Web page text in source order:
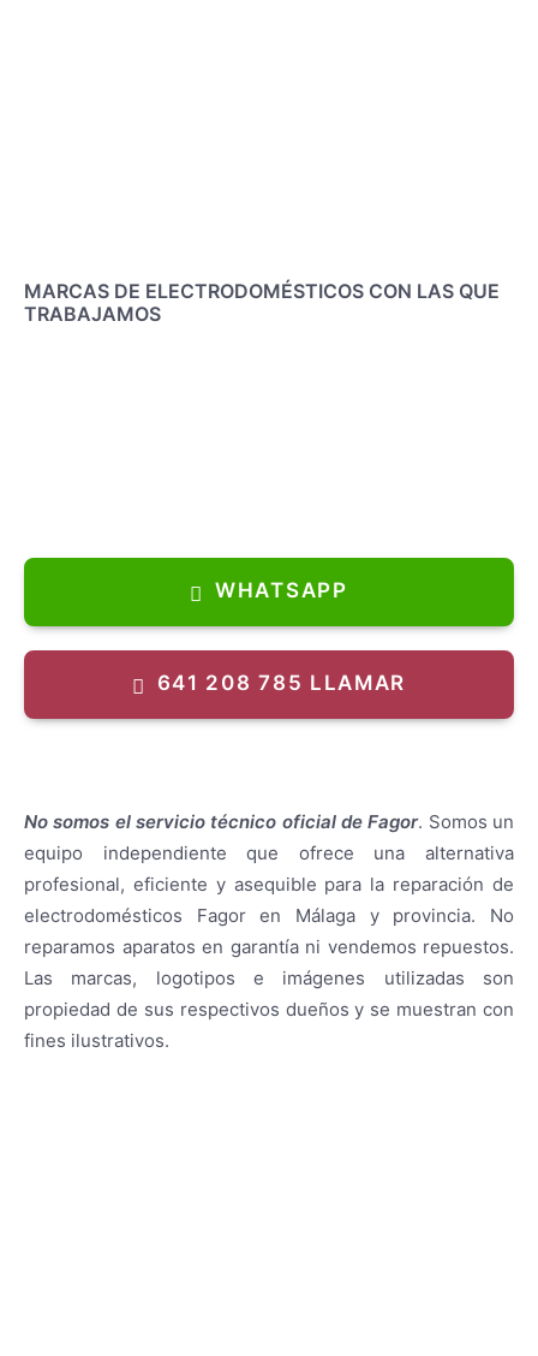
MARCAS DE ELECTRODOMÉSTICOS CON LAS QUE
TRABAJAMOS
AEG
WHATSAPP
641 208 785 LLAMAR
No somos el servicio técnico oficial de Fagor. Somos un
equipo independiente que ofrece una alternativa
profesional, eficiente y asequible para la reparación de
electrodomésticos Fagor en Málaga y provincia. No
reparamos aparatos en garantía ni vendemos repuestos.
Las marcas, logotipos e imágenes utilizadas son
propiedad de sus respectivos dueños y se muestran con
fines ilustrativos.